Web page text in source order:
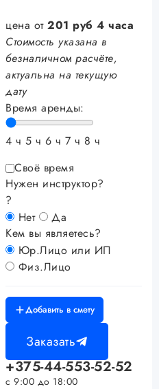
цена от 201 руб 4 часа
Стоимость указана в
безналичном расчёте,
актуальна на текущую
дату
Время аренды:
4 ч 5 ч 6 ч 7 ч 8 ч
Своё время
Нужен инструктор?
?
Нет
Да
Кем вы являетесь?
Юр.Лицо или ИП
Физ.Лицо
Добавить в смету
Заказать
+375-44-553-52-52
с 9:00 до 18:00